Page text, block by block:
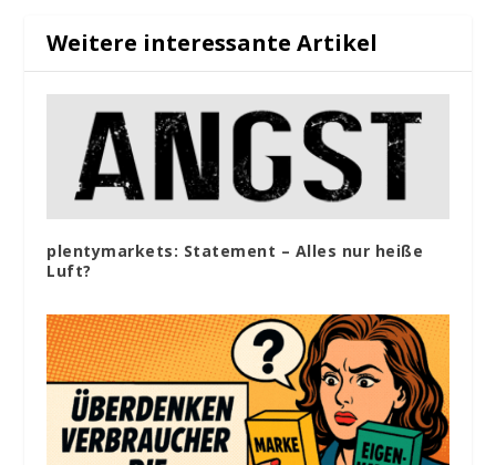
Weitere interessante Artikel
plentymarkets: Statement – Alles nur heiße
Luft?